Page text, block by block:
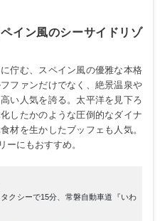
イン風のシーサイドリゾ
佇む、スペイン風の優雅な本格
ファンだけでなく、絶景温泉や
い人気を誇る。太平洋を見下ろ
したかのような圧倒的なダイナ
材を生かしたブッフェも人気。
ーにもおすすめ。
クシーで15分、常磐自動車道『いわ